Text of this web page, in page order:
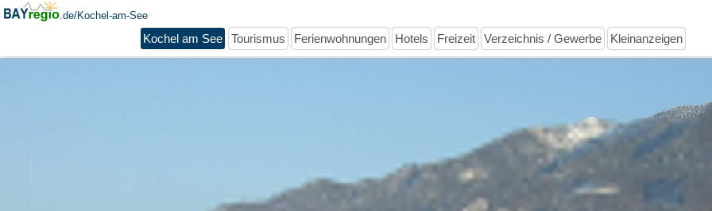
.de/Kochel-am-See
Kochel am See Tourismus Ferienwohnungen Hotels Freizeit Verzeichnis / Gewerbe Kleinanzeigen